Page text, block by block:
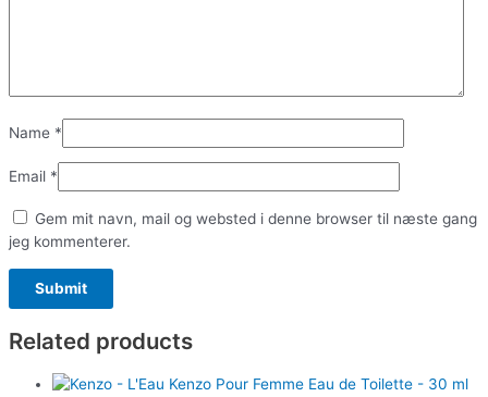
Name *
Email *
Gem mit navn, mail og websted i denne browser til næste gang
jeg kommenterer.
Related products